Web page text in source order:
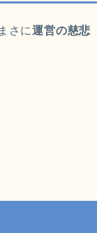
さに運営の慈悲